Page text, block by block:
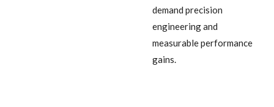
demand precision
engineering and
measurable performance
gains.